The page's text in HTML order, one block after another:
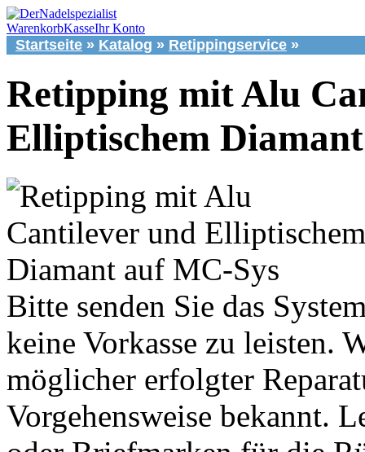
WarenkorbKasseIhr Konto
Startseite » Katalog » Retippingservice »
Retipping mit Alu
Elliptischem
Bitte senden Sie das
keine Vorkasse zu leisten.
möglicher erfolgter
Vorgehensweise bekannt.